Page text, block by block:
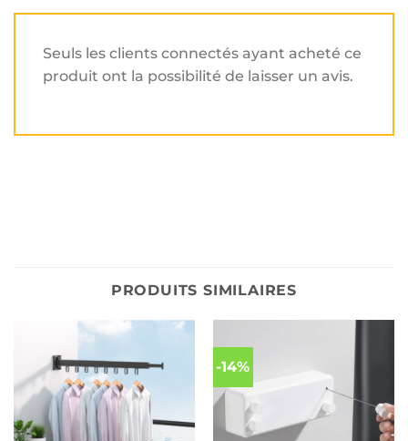
Seuls les clients connectés ayant acheté ce
produit ont la possibilité de laisser un avis.
PRODUITS SIMILAIRES
-14%